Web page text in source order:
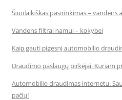
Šiuolaikiškas pasirinkimas – vandens
Vandens filtrai namui – kokybei
Kaip gauti pigesnį automobilio
Draudimo paslaugų pirkėjai. Kuriam
Automobilio draudimas internetu.
pačių!